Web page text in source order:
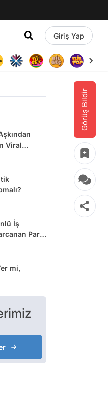
Giriş Yap
Görüş Bildir
Viral
İş
Para
mi,